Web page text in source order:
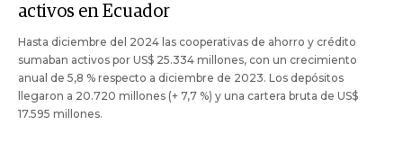
activos en Ecuador
Hasta diciembre del 2024 las cooperativas de ahorro y crédito
sumaban activos por US$ 25.334 millones, con un crecimiento
anual de 5,8 % respecto a diciembre de 2023. Los depósitos
llegaron a 20.720 millones (+ 7,7 %) y una cartera bruta de US$
17.595 millones.